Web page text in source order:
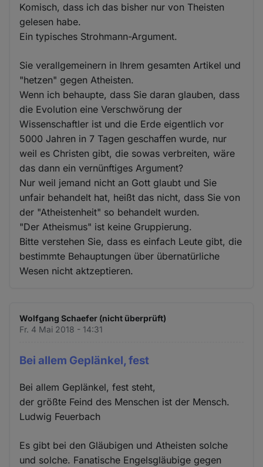
Komisch, dass ich das bisher nur von Theisten
gelesen habe.
Ein typisches Strohmann-Argument.
Sie verallgemeinern in Ihrem gesamten Artikel und
"hetzen" gegen Atheisten.
Wenn ich behaupte, dass Sie daran glauben, dass
die Evolution eine Verschwörung der
Wissenschaftler ist und die Erde eigentlich vor
5000 Jahren in 7 Tagen geschaffen wurde, nur
weil es Christen gibt, die sowas verbreiten, wäre
das dann ein vernünftiges Argument?
Nur weil jemand nicht an Gott glaubt und Sie
unfair behandelt hat, heißt das nicht, dass Sie von
der "Atheistenheit" so behandelt wurden.
"Der Atheismus" ist keine Gruppierung.
Bitte verstehen Sie, dass es einfach Leute gibt, die
bestimmte Behauptungen über übernatürliche
Wesen nicht aktzeptieren.
Wolfgang Schaefer (nicht überprüft)
Fr. 4 Mai 2018 - 14:31
Bei allem Geplänkel, fest
Bei allem Geplänkel, fest steht,
der größte Feind des Menschen ist der Mensch.
Ludwig Feuerbach
Es gibt bei den Gläubigen und Atheisten solche
und solche. Fanatische Engelsgläubige gegen